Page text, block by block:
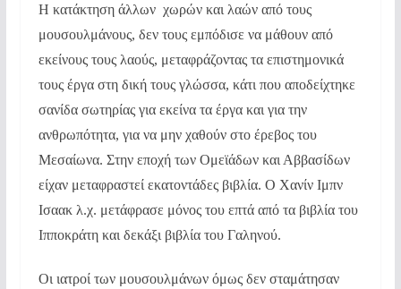
Η κατάκτηση άλλων χωρών και λαών από τους
μουσουλμάνους, δεν τους εμπόδισε να μάθουν από
εκείνους τους λαούς, μεταφράζοντας τα επιστημονικά
τους έργα στη δική τους γλώσσα, κάτι που αποδείχτηκε
σανίδα σωτηρίας για εκείνα τα έργα και για την
ανθρωπότητα, για να μην χαθούν στο έρεβος του
Μεσαίωνα. Στην εποχή των Ομεϊάδων και Αββασίδων
είχαν μεταφραστεί εκατοντάδες βιβλία. Ο Χανίν Ιμπν
Ισαακ λ.χ. μετάφρασε μόνος του επτά από τα βιβλία του
Ιπποκράτη και δεκάξι βιβλία του Γαληνού.
Οι ιατροί των μουσουλμάνων όμως δεν σταμάτησαν